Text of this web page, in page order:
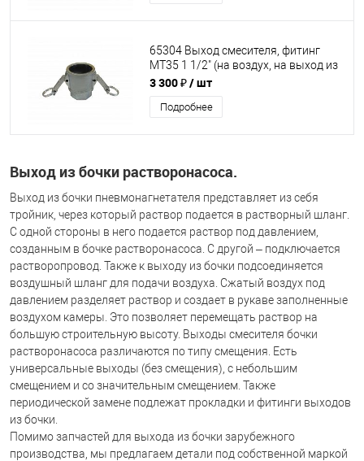
65304 Выход смесителя, фитинг
МТ35 1 1/2" (на воздух, на выход из
бочки)
3 300 ₽/ шт
Подробнее
Выход из бочки растворонасоса.
Выход из бочки пневмонагнетателя представляет из себя
тройник, через который раствор подается в растворный шланг.
С одной стороны в него подается раствор под давлением,
созданным в бочке растворонасоса. С другой – подключается
растворопровод. Также к выходу из бочки подсоединяется
воздушный шланг для подачи воздуха. Сжатый воздух под
давлением разделяет раствор и создает в рукаве заполненные
воздухом камеры. Это позволяет перемещать раствор на
большую строительную высоту. Выходы смесителя бочки
растворонасоса различаются по типу смещения. Есть
универсальные выходы (без смещения), с небольшим
смещением и со значительным смещением. Также
периодической замене подлежат прокладки и фитинги выходов
из бочки.
Помимо запчастей для выхода из бочки зарубежного
производства, мы предлагаем детали под собственной маркой